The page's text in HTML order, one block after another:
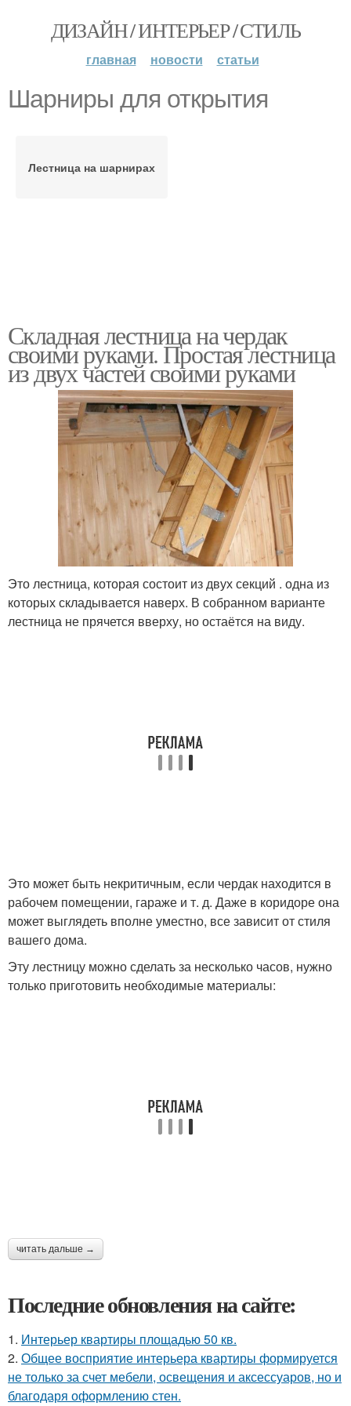
ДИЗАЙН / ИНТЕРЬЕР / СТИЛЬ
главная новости статьи
Шарниры для открытия
Лестница на шарнирах
Складная лестница на чердак
своими руками. Простая лестница
из двух частей своими руками
Это лестница, которая состоит из двух секций . одна из
которых складывается наверх. В собранном варианте
лестница не прячется вверху, но остаётся на виду.
Это может быть некритичным, если чердак находится в
рабочем помещении, гараже и т. д. Даже в коридоре она
может выглядеть вполне уместно, все зависит от стиля
вашего дома.
Эту лестницу можно сделать за несколько часов, нужно
только приготовить необходимые материалы:
читать дальше →
Последние обновления на сайте:
1. Интерьер квартиры площадью 50 кв.
2. Общее восприятие интерьера квартиры формируется
не только за счет мебели, освещения и аксессуаров, но и
благодаря оформлению стен.